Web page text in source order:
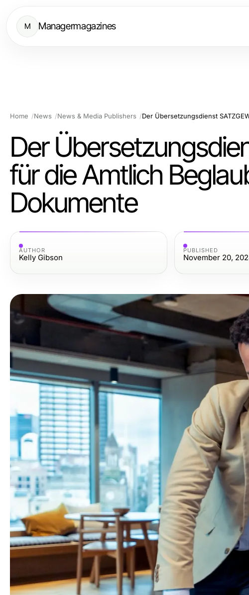
M Managermagazines
Home News News & Media Publishers
Der
für die Amtlich
Dokumente
AUTHOR
Kelly Gibson
PUBLISHED
November 20,